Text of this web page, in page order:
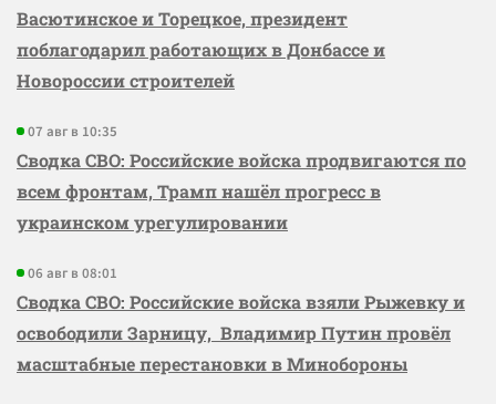
Васютинское и Торецкое, президент
поблагодарил работающих в Донбассе и
Новороссии строителей
07 авг в 10:35
Сводка СВО: Российские войска продвигаются по
всем фронтам, Трамп нашёл прогресс в
украинском урегулировании
06 авг в 08:01
Сводка СВО: Российские войска взяли Рыжевку и
освободили Зарницу, Владимир Путин провёл
масштабные перестановки в Минобороны